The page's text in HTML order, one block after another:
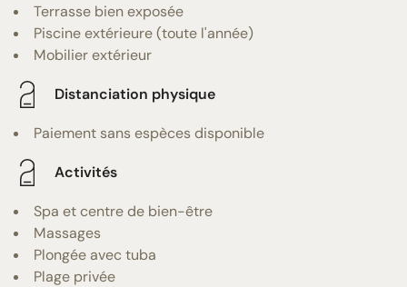
Terrasse bien exposée
Piscine extérieure (toute l'année)
Mobilier extérieur
Distanciation physique
Paiement sans espèces disponible
Activités
Spa et centre de bien-être
Massages
Plongée avec tuba
Plage privée